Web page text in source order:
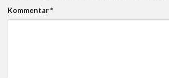
Kommentar*